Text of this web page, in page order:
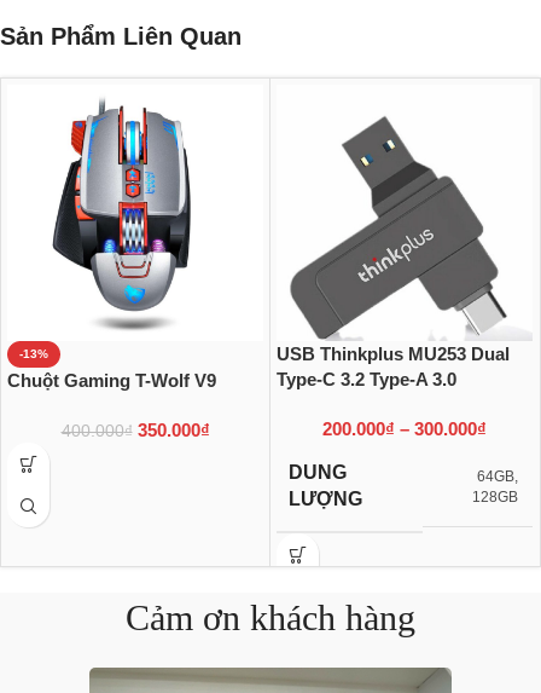
Sản Phẩm Liên Quan
-13%
Chuột Gaming T-Wolf V9
400.000₫ 350.000₫
USB Thinkplus MU253 Dual
Type-C 3.2 Type-A 3.0
200.000₫ – 300.000₫
DUNG
LƯỢNG
64GB
128GB
Cảm ơn khách hàng